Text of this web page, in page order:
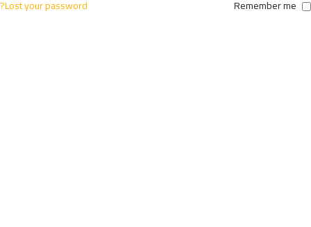
Lost your password?
Remember me